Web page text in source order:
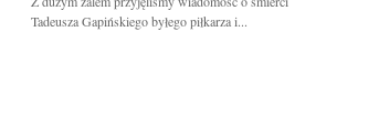
Tadeusza Gapińskiego byłego piłkarza i...